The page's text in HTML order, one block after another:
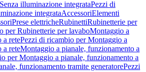
Senza illuminazione integrataPezzi di
integrataAccessoriElementi
Prese elettricheRubinettiRubinetterie per
per Rubinetterie per lavaboMontaggio a
a retePezzi di ricambio per Montaggio a
a reteMontaggio a pianale, funzionamento a
per Montaggio a pianale, funzionamento a
funzionamento tramite generatorePezzi